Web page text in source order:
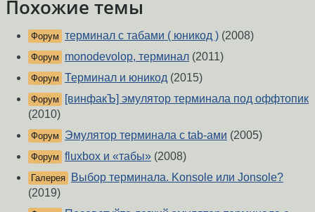
Похожие темы
Форум терминал с табами ( юникод ) (2008)
Форум monodevolop, терминал (2011)
Форум Терминал и юникод (2015)
Форум
[винфакЪ] эмулятор терминала под оффтопик
(2010)
Форум Эмулятор терминала с tab-ами (2005)
Форум fluxbox и «табы» (2008)
Галерея
Выбор терминала. Konsole или Jonsole?
(2019)